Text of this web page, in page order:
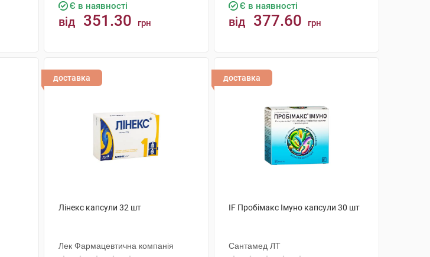
Є в наявності
від 351.30 грн
Є в наявності
від 377.60 грн
доставка
Лінекс капсули 32 шт
Лек Фармацевтична компанія
доставка
IF Пробімакс Імуно капсули 30 шт
Сантамед ЛТ